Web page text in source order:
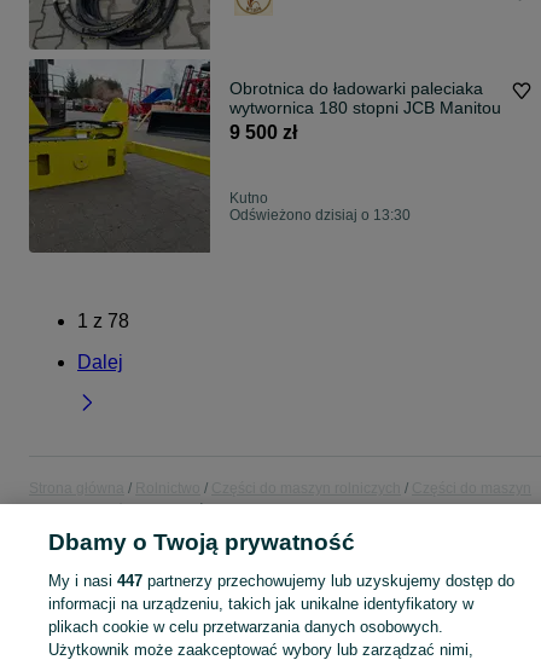
Obrotnica do ładowarki paleciaka
wytwornica 180 stopni JCB Manitou
9 500 zł
Kutno
Odświeżono dzisiaj o 13:30
1 z 78
Dalej
KATEGORIA
Znajdź części do maszyn rolniczych na OLX.pl. Szeroka oferta komponentów dla traktorów, kombajnów i innych urządzeń w miejscowości Kutno!
Dbamy o Twoją prywatność
My i nasi 447partnerzy przechowujemy lub uzyskujemy dostęp do
informacji na urządzeniu, takich jak unikalne identyfikatory w
plikach cookie w celu przetwarzania danych osobowych.
Użytkownik może zaakceptować wybory lub zarządzać nimi,